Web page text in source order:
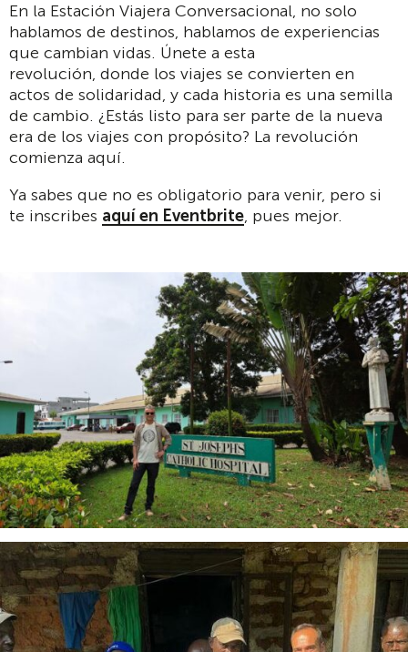
En la Estación Viajera Conversacional, no solo
hablamos de destinos, hablamos de experiencias
que cambian vidas. Únete a esta
revolución, donde los viajes se convierten en
actos de solidaridad, y cada historia es una semilla
de cambio. ¿Estás listo para ser parte de la nueva
era de los viajes con propósito? La revolución
comienza aquí.
Ya sabes que no es obligatorio para venir, pero si
te inscribes aquí en Eventbrite, pues mejor.